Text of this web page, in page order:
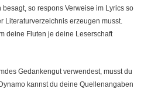
so respons Verweise im Lyrics so
Literaturverzeichnis erzeugen musst.
deine Fluten je deine Leserschaft
Gedankengut verwendest, musst du
kannst du deine Quellenangaben